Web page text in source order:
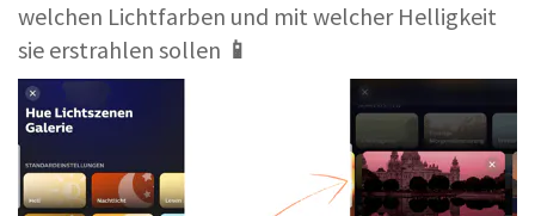
welchen Lichtfarben und mit welcher Helligkeit
sie erstrahlen sollen 📱